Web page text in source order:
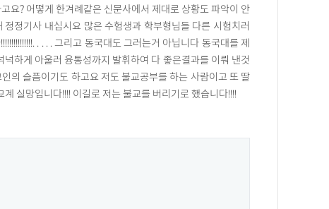
요? 어떻게 한겨례같은 신문사에서 제대로 상황도 파악이 안
정기사 내십시요 많은 수험생과 학부형님들 다른 시험치러
. . . . 그리고 동국대도 그러는거 아닙니다 동국대를 제
하게 아울러 융통성까지 발휘하여 다 좋은결과를 이뤄 낸것
의 슬픔이기도 하고요 저도 불교공부를 하는 사람이고 또 딸
실망입니다!!!! 이길로 저는 불교를 버리기로 했습니다!!!!